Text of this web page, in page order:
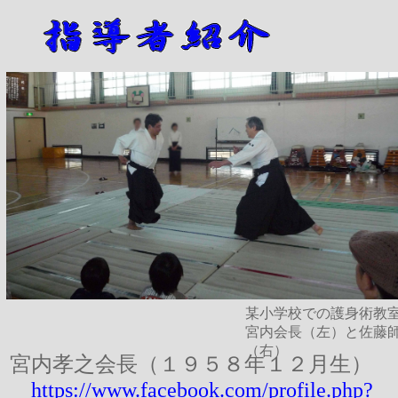
某小学校での護身術教
宮内会長（左）と佐藤
（右）
宮内孝之会長（１９５８年１２月生）
https://www.facebook.com/profile.php?